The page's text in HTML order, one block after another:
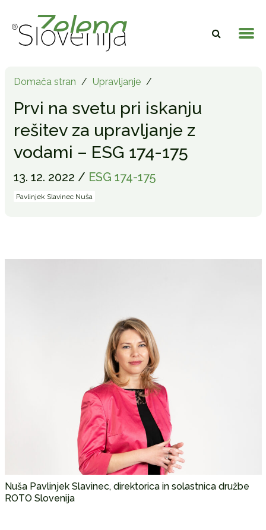
Domača stran / Upravljanje /
Prvi na svetu pri iskanju
rešitev za upravljanje z
vodami – ESG 174-175
13. 12. 2022 / ESG 174-175
Pavlinjek Slavinec Nuša
Nuša Pavlinjek Slavinec, direktorica in solastnica družbe
ROTO Slovenija